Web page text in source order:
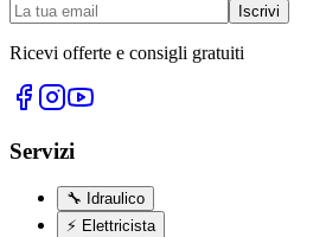
Iscrivi
Ricevi offerte e consigli gratuiti
Servizi
🔧 Idraulico
⚡ Elettricista